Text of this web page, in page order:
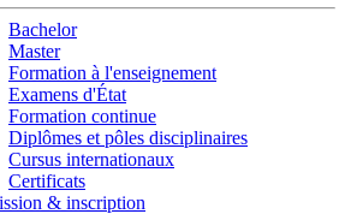
Bachelor
Master
Formation à l'enseignement
Examens d'État
Formation continue
Diplômes et pôles disciplinaires
Cursus internationaux
Certificats
& inscription